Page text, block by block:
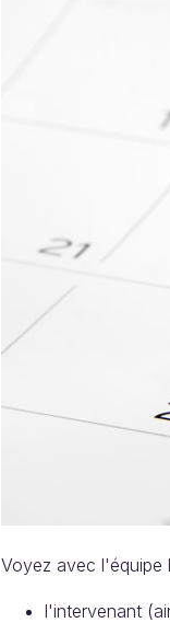
Voyez avec l'équipe
l'intervenant